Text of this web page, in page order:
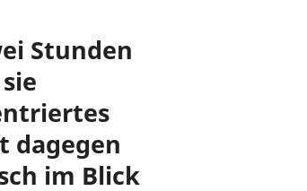
Stunden
dagegen
im Blick